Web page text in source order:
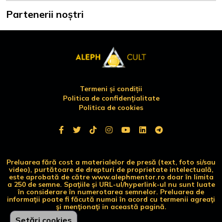
Partenerii noștri
Setări cookies
Termeni și condiții
Politica de confidențialitate
Politica de cookies
Preluarea fără cost a materialelor de presă (text, foto si/sau
video), purtătoare de drepturi de proprietate intelectuală,
este aprobată de către www.alephmentor.ro doar în limita
a 250 de semne. Spaţiile şi URL-ul/hyperlink-ul nu sunt luate
în considerare în numerotarea semnelor. Preluarea de
informaţii poate fi făcută numai în acord cu termenii agreaţi
şi menţionaţi in această pagină.